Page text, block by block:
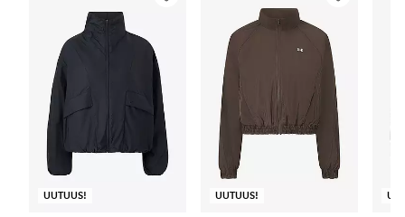
UUTUUS! UUTUUS!